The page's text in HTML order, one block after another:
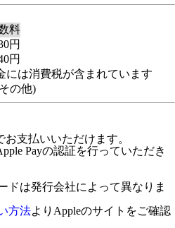
料
円
円
には消費税が含まれています
の他)
お支払いいただけます。
Payの認証を行っていただき
ドは発行会社によって異なりま
方法よりAppleのサイトをご確認